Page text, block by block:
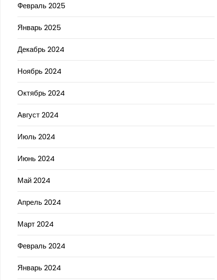
Февраль 2025
Январь 2025
Декабрь 2024
Ноябрь 2024
Октябрь 2024
Август 2024
Июль 2024
Июнь 2024
Май 2024
Апрель 2024
Март 2024
Февраль 2024
Январь 2024